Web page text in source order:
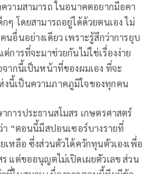
วามสามารถ ในอนาคตอยากมีอคา
ๆ โดยสามารถอยู่ได้ด้วยตนเอง ไม่
นอื่นอย่างเดียว เพราะรู้สึกว่าการยุบ
ต่การที่จะมาช่วยกันไม่ใช่เรื่องง่าย
จากนี้เป็นหน้าที่ของผมเอง ที่จะ
งนี้เป็นความภาคภูมิใจของทุกคน
การประธานสโมสร เกษตรศาสตร์
า “ตอนนี้มีสปอนเซอร์บางรายที่
เหลือ ซึ่งส่วนตัวได้ควักทุนตัวเองเพื่อ
แต่ขออนุญตไม่เปิดเผยตัวเลข ส่วน